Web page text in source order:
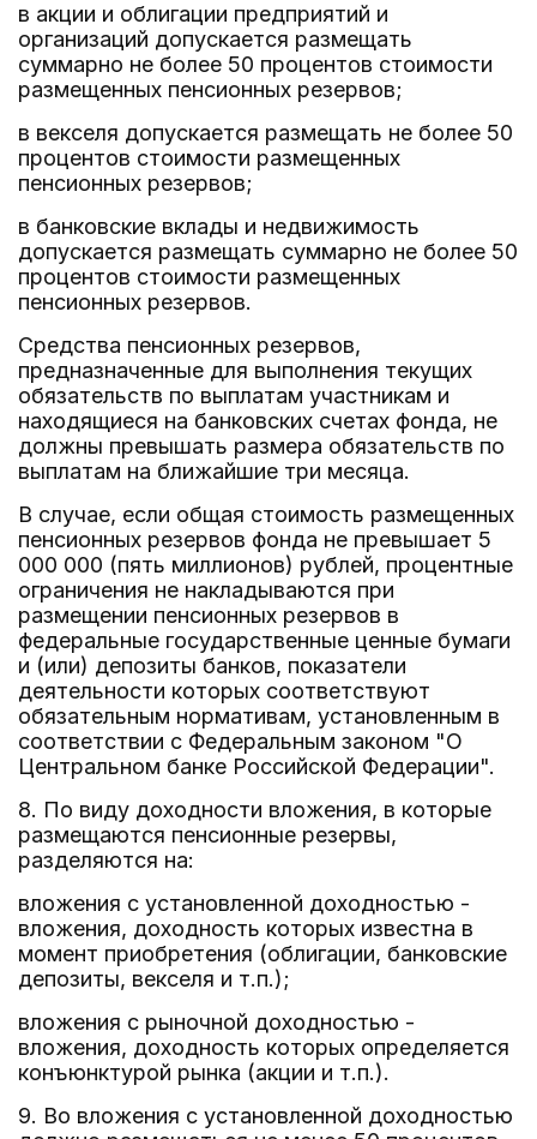
в акции и облигации предприятий и
организаций допускается размещать
суммарно не более 50 процентов стоимости
размещенных пенсионных резервов;
в векселя допускается размещать не более 50
процентов стоимости размещенных
пенсионных резервов;
в банковские вклады и недвижимость
допускается размещать суммарно не более 50
процентов стоимости размещенных
пенсионных резервов.
Средства пенсионных резервов,
предназначенные для выполнения текущих
обязательств по выплатам участникам и
находящиеся на банковских счетах фонда, не
должны превышать размера обязательств по
выплатам на ближайшие три месяца.
В случае, если общая стоимость размещенных
пенсионных резервов фонда не превышает 5
000 000 (пять миллионов) рублей, процентные
ограничения не накладываются при
размещении пенсионных резервов в
федеральные государственные ценные бумаги
и (или) депозиты банков, показатели
деятельности которых соответствуют
обязательным нормативам, установленным в
соответствии с Федеральным законом "О
Центральном банке Российской Федерации".
8. По виду доходности вложения, в которые
размещаются пенсионные резервы,
разделяются на:
вложения с установленной доходностью -
вложения, доходность которых известна в
момент приобретения (облигации, банковские
депозиты, векселя и т.п.);
вложения с рыночной доходностью -
вложения, доходность которых определяется
конъюнктурой рынка (акции и т.п.).
9. Во вложения с установленной доходностью